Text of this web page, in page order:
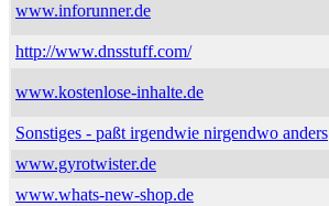
www.inforunner.de
http://www.dnsstuff.com/
www.kostenlose-inhalte.de
Sonstiges - paßt irgendwie nirgendwo anders
www.gyrotwister.de
www.whats-new-shop.de